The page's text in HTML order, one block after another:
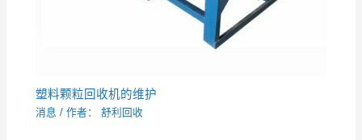
塑料颗粒回收机的维护
消息 / 作者： 舒利回收